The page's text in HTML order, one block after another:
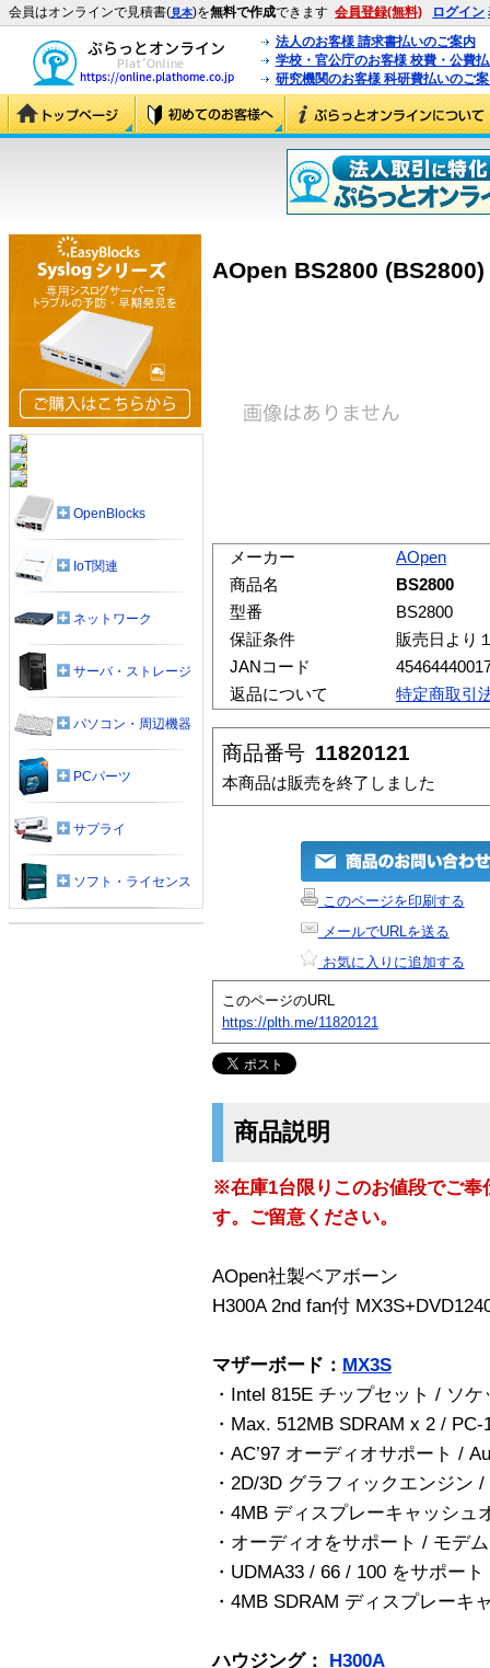
会員はオンラインで見積書(見本)を無料で作成できます 会員登録(無料) ログイン
法人のお客様 請求書払いのご案内
学校・官公庁のお客様 校費・公費
研究機関のお客様 科研費払いのご
AOpen BS2800 (BS2800)
メーカー
AOpen
商品名
BS2800
型番
BS2800
保証条件
販売日より
JANコード
返品について
特定商取引
商品番号 11820121
本商品は販売を終了しました
このページを印刷する
メールでURLを送る
お気に入りに追加する
このページのURL
https://plth.me/11820121
商品説明
※在庫1台限りこのお値段でご奉
す。ご留意ください。
AOpen社製ベアボーン
H300A 2nd fan付
マザーボード： MX3S
・Intel 815E チップセット / ソケ
・Max. 512MB SDRAM x 2 / PC-
・AC’97 オーディオサポート /
・2D/3D グラフィックエンジン
・4MB ディスプレーキャッシュ
・オーディオをサポート / モデ
・UDMA33 / 66 / 100 をサポート
・4MB SDRAM ディスプレーキ
ハウジング： H300A
OpenBlocks
IoT関連
ネットワーク
サーバ・ストレージ
パソコン・周辺機器
PCパーツ
サプライ
ソフト・ライセンス